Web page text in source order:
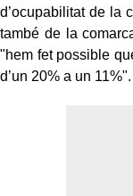
d’ocupabilitat de la
també de la
"hem fet possible
d’un 20% a un 11%".